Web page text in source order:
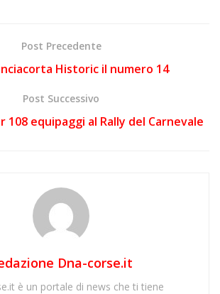
Post Precedente
Historic il numero 14
Post Successivo
108 equipaggi al Rally del Carnevale
Dna-corse.it
è un portale di news che ti tiene